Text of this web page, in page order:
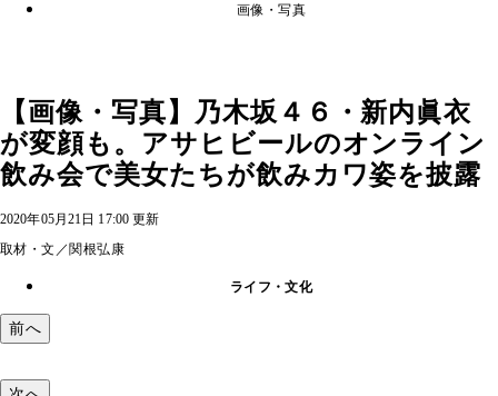
画像・写真
【画像・写真】乃木坂４６・新内眞衣
が変顔も。アサヒビールのオンライン
飲み会で美女たちが飲みカワ姿を披露
2020年05月21日 17:00 更新
取材・文／関根弘康
ライフ・文化
前へ